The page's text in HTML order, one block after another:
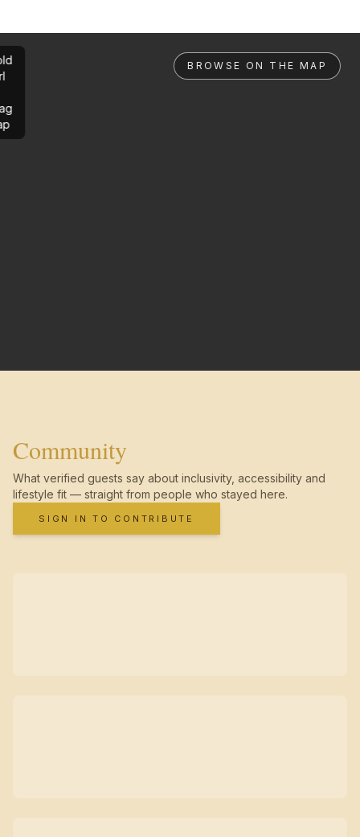
BROWSE ON THE MAP
Community
What verified guests say about inclusivity, accessibility and
lifestyle fit — straight from people who stayed here.
SIGN IN TO CONTRIBUTE